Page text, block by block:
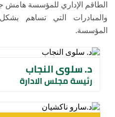
الطاقم الإداري للمؤسسة هامش
والمبادرات التي تساهم
المؤسسة.
د. سلوى النجاب
رئيسة مجلس الادارة